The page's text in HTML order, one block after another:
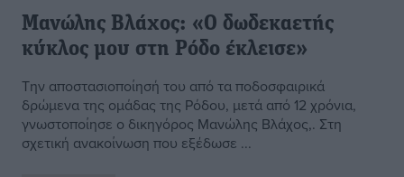
Μανώλης Βλάχος: «Ο δωδεκαετής
κύκλος μου στη Ρόδο έκλεισε»
Την αποστασιοποίησή του από τα ποδοσφαιρικά
δρώμενα της ομάδας της Ρόδου, μετά από 12 χρόνια,
γνωστοποίησε ο δικηγόρος Μανώλης Βλάχος,. Στη
σχετική ανακοίνωση που εξέδωσε ...